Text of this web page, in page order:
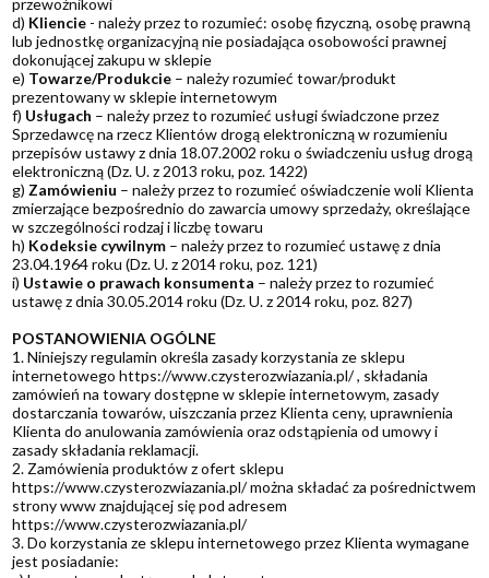
przewoźnikowi
d) Kliencie - należy przez to rozumieć: osobę fizyczną, osobę prawną
lub jednostkę organizacyjną nie posiadająca osobowości prawnej
dokonującej zakupu w sklepie
e) Towarze/Produkcie – należy rozumieć towar/produkt
prezentowany w sklepie internetowym
f) Usługach – należy przez to rozumieć usługi świadczone przez
Sprzedawcę na rzecz Klientów drogą elektroniczną w rozumieniu
przepisów ustawy z dnia 18.07.2002 roku o świadczeniu usług drogą
elektroniczną (Dz. U. z 2013 roku, poz. 1422)
g) Zamówieniu – należy przez to rozumieć oświadczenie woli Klienta
zmierzające bezpośrednio do zawarcia umowy sprzedaży, określające
w szczególności rodzaj i liczbę towaru
h) Kodeksie cywilnym – należy przez to rozumieć ustawę z dnia
23.04.1964 roku (Dz. U. z 2014 roku, poz. 121)
i) Ustawie o prawach konsumenta – należy przez to rozumieć
ustawę z dnia 30.05.2014 roku (Dz. U. z 2014 roku, poz. 827)
POSTANOWIENIA OGÓLNE
1. Niniejszy regulamin określa zasady korzystania ze sklepu
internetowego https://www.czysterozwiazania.pl/ , składania
zamówień na towary dostępne w sklepie internetowym, zasady
dostarczania towarów, uiszczania przez Klienta ceny, uprawnienia
Klienta do anulowania zamówienia oraz odstąpienia od umowy i
zasady składania reklamacji.
2. Zamówienia produktów z ofert sklepu
https://www.czysterozwiazania.pl/ można składać za pośrednictwem
strony www znajdującej się pod adresem
https://www.czysterozwiazania.pl/
3. Do korzystania ze sklepu internetowego przez Klienta wymagane
jest posiadanie: